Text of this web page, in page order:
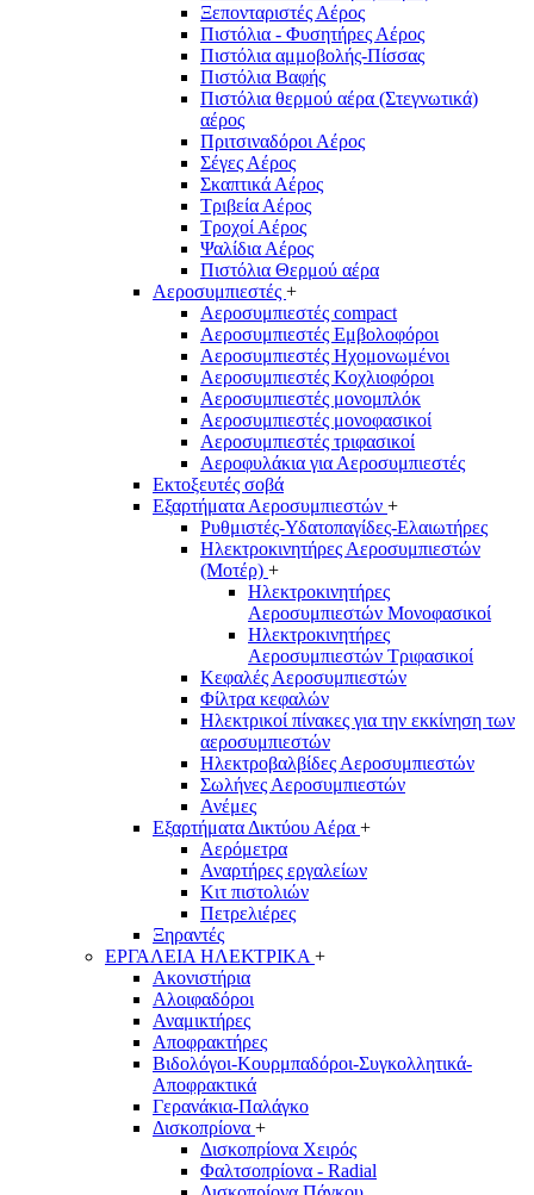
Ξεπονταριστές Αέρος
Πιστόλια - Φυσητήρες Αέρος
Πιστόλια αμμοβολής-Πίσσας
Πιστόλια Βαφής
Πιστόλια θερμού αέρα (Στεγνωτικά)
αέρος
Πριτσιναδόροι Αέρος
Σέγες Αέρος
Σκαπτικά Αέρος
Τριβεία Αέρος
Τροχοί Αέρος
Ψαλίδια Αέρος
Πιστόλια Θερμού αέρα
Αεροσυμπιεστές +
Αεροσυμπιεστές compact
Αεροσυμπιεστές Εμβολοφόροι
Αεροσυμπιεστές Ηχομονωμένοι
Αεροσυμπιεστές Κοχλιοφόροι
Αεροσυμπιεστές μονομπλόκ
Αεροσυμπιεστές μονοφασικοί
Αεροσυμπιεστές τριφασικοί
Αεροφυλάκια για Αεροσυμπιεστές
Εκτοξευτές σοβά
Εξαρτήματα Αεροσυμπιεστών +
Ρυθμιστές-Υδατοπαγίδες-Ελαιωτήρες
Ηλεκτροκινητήρες Αεροσυμπιεστών
(Μοτέρ) +
Ηλεκτροκινητήρες
Αεροσυμπιεστών Μονοφασικοί
Ηλεκτροκινητήρες
Αεροσυμπιεστών Τριφασικοί
Κεφαλές Αεροσυμπιεστών
Φίλτρα κεφαλών
Ηλεκτρικοί πίνακες για την εκκίνηση των
αεροσυμπιεστών
Ηλεκτροβαλβίδες Αεροσυμπιεστών
Σωλήνες Αεροσυμπιεστών
Ανέμες
Εξαρτήματα Δικτύου Αέρα +
Αερόμετρα
Αναρτήρες εργαλείων
Κιτ πιστολιών
Πετρελιέρες
Ξηραντές
ΕΡΓΑΛΕΙΑ ΗΛΕΚΤΡΙΚΑ +
Ακονιστήρια
Αλοιφαδόροι
Αναμικτήρες
Αποφρακτήρες
Βιδολόγοι-Κουρμπαδόροι-Συγκολλητικά-
Αποφρακτικά
Γερανάκια-Παλάγκο
Δισκοπρίονα +
Δισκοπρίονα Χειρός
Φαλτσοπρίονα - Radial